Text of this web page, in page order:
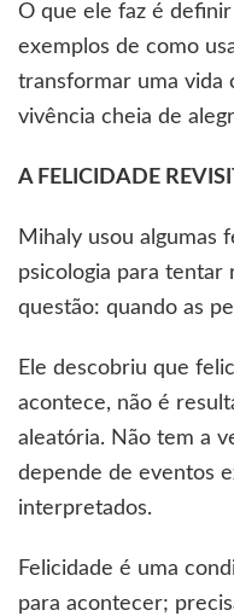
O que ele faz é
exemplos de como
transformar uma vida
vivência cheia de
A FELICIDADE
Mihaly usou algumas
psicologia para tentar
questão: quando as
Ele descobriu que
acontece, não é
aleatória. Não tem a
depende de eventos
interpretados.
Felicidade é uma
para acontecer;